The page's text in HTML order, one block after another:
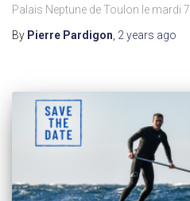
Palais Neptune de Toulon le mardi 7
By Pierre Pardigon, 2 years ago